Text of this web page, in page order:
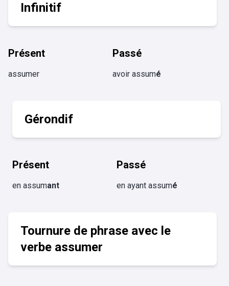
Infinitif
Présent
assumer
Passé
avoir assumé
Gérondif
Présent
en assumant
Passé
en ayant assumé
Tournure de phrase avec le
verbe assumer